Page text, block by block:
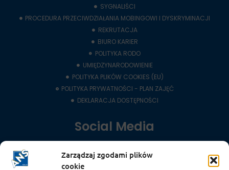
Zarządzaj zgodami plików
cookie
SYGNALIŚCI
PROCEDURA PRZECIWDZIAŁANIA MOBINGOWI I DYSKRYMINACJI
REKRUTACJA
BIURO KARIER
POLITYKA RODO
UMIĘDZYNARODOWIENIE
POLITYKA PLIKÓW COOKIES (EU)
POLITYKA PRYWATNOŚCI - PLAN ZAJĘĆ
DEKLARACJA DOSTĘPNOŚCI
Social Media
LinkedIn